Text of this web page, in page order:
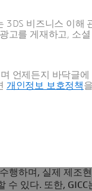
력에 나선다고 밝
학협력단장실에서
단장 (연구산학부총
단장이 참석한 가운
로운 기술 습득과
기술에 대한 교육,
운영된다. GICC는
▲창의 혁신
& Simulation
쏘시스템의 3D익
행하며, 실제 제조
수 있다. 또한, GICC
3DS 비즈니스 이해
고를 게재하고, 소
언제든지 바닥글
개인정보 보호정책